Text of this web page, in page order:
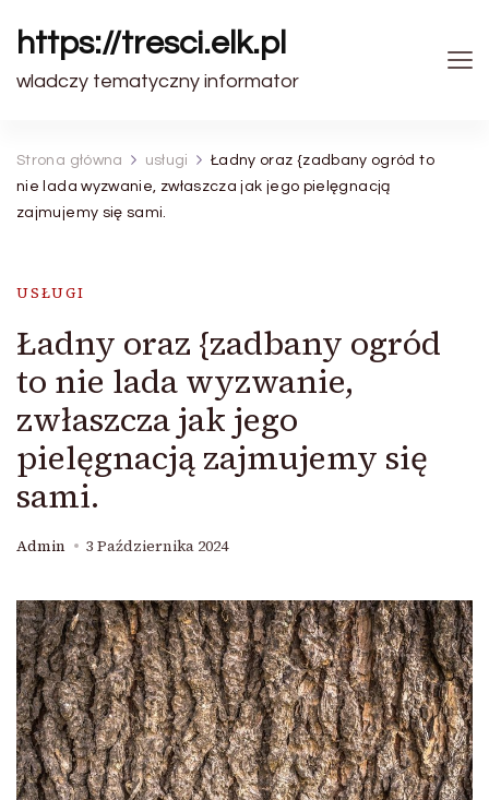
https://tresci.elk.pl
wladczy tematyczny informator
Strona główna usługi
Ładny oraz {zadbany ogród to
nie lada wyzwanie, zwłaszcza jak jego pielęgnacją
zajmujemy się sami.
USŁUGI
Ładny oraz {zadbany ogród
to nie lada wyzwanie,
zwłaszcza jak jego
pielęgnacją zajmujemy się
sami.
Admin 3 Października 2024